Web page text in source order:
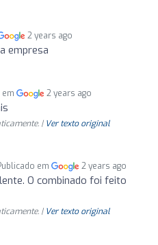
2 years ago
empresa
em 2 years ago
| Ver texto original
em 2 years ago
O combinado foi feito
| Ver texto original